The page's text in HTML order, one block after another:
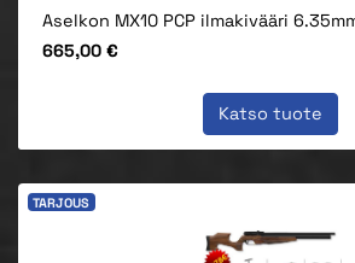
Aselkon MX10 PCP ilmakivääri
Hinta
665,00 €
Katso tuote
TARJOUS